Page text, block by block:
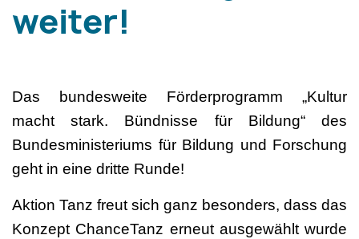
weiter!
Das bundesweite Förderprogramm „Kultur
macht stark. Bündnisse für Bildung“ des
Bundesministeriums für Bildung und Forschung
geht in eine dritte Runde!
Aktion Tanz freut sich ganz besonders, dass das
Konzept ChanceTanz erneut ausgewählt wurde